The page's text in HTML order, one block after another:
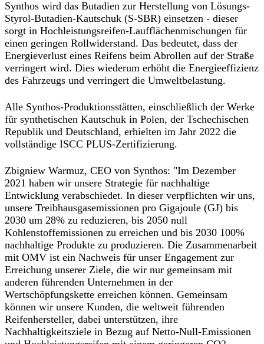
Synthos wird das Butadien zur Herstellung von Lösungs-
Styrol-Butadien-Kautschuk (S-SBR) einsetzen - dieser
sorgt in Hochleistungsreifen-Laufflächenmischungen für
einen geringen Rollwiderstand. Das bedeutet, dass der
Energieverlust eines Reifens beim Abrollen auf der Straße
verringert wird. Dies wiederum erhöht die Energieeffizienz
des Fahrzeugs und verringert die Umweltbelastung.
Alle Synthos-Produktionsstätten, einschließlich der Werke
für synthetischen Kautschuk in Polen, der Tschechischen
Republik und Deutschland, erhielten im Jahr 2022 die
vollständige ISCC PLUS-Zertifizierung.
Zbigniew Warmuz, CEO von Synthos: "Im Dezember
2021 haben wir unsere Strategie für nachhaltige
Entwicklung verabschiedet. In dieser verpflichten wir uns,
unsere Treibhausgasemissionen pro Gigajoule (GJ) bis
2030 um 28% zu reduzieren, bis 2050 null
Kohlenstoffemissionen zu erreichen und bis 2030 100%
nachhaltige Produkte zu produzieren. Die Zusammenarbeit
mit OMV ist ein Nachweis für unser Engagement zur
Erreichung unserer Ziele, die wir nur gemeinsam mit
anderen führenden Unternehmen in der
Wertschöpfungskette erreichen können. Gemeinsam
können wir unsere Kunden, die weltweit führenden
Reifenhersteller, dabei unterstützen, ihre
Nachhaltigkeitsziele in Bezug auf Netto-Null-Emissionen